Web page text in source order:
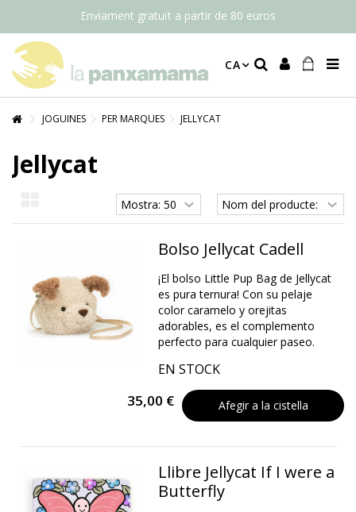
Enviament gratuït a partir de 80 euros
CA
JOGUINES PER MARQUES JELLYCAT
Jellycat
Bolso Jellycat Cadell
¡El bolso Little Pup Bag de Jellycat
es pura ternura! Con su pelaje
color caramelo y orejitas
adorables, es el complemento
perfecto para cualquier paseo.
EN STOCK
35,00 € Afegir a la cistella
Llibre Jellycat If I were a
Butterfly